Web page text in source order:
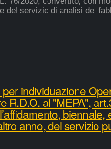
del servizio di analisi dei
individuazione
R.D.O. al "MEPA",
biennale,
anno, del servizio